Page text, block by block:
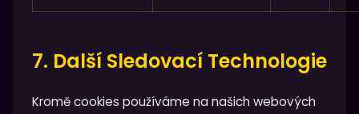
7. Další Sledovací Technologie
Kromě cookies používáme na našich webových